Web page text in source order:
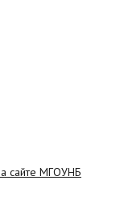
сайте МГОУНБ